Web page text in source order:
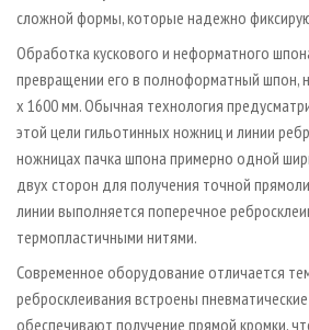
сложной формы, которые надежно
Обработка кускового и неформатного
превращении его в полноформатный шпон,
х 1600 мм. Обычная технология
этой цели гильотинных ножниц и линии
ножницах пачка шпона примерно одной
двух сторон для получения точной
линии выполняется поперечное
термопластичными нитями.
Современное оборудование отличается
ребросклеивания встроены
обеспечивают получение прямой кромки,